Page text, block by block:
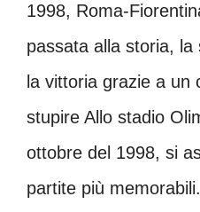
1998, Roma-
passata alla storia,
la vittoria grazie a un
stupire Allo stadio
ottobre del 1998, si
partite più